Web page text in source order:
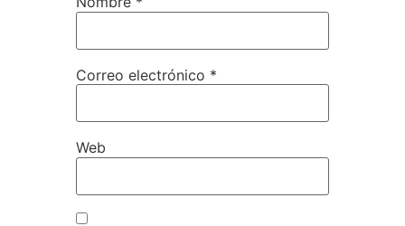
Correo electrónico *
Web